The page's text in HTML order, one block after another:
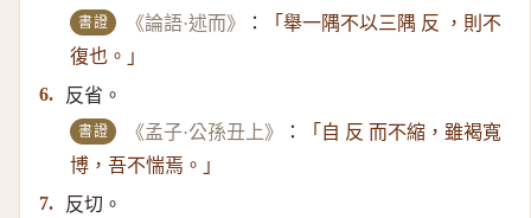
書證 《論語·述而》 ：
「舉一隅不以三隅 反 ，則不
復也。」
6.
反省。
書證 《孟子·公孫丑上》 ：
「自 反 而不縮，雖褐寬
博，吾不惴焉。」
7.
反切。